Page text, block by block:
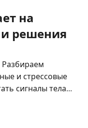
на
решения
Разбираем
и стрессовые
сигналы тела...